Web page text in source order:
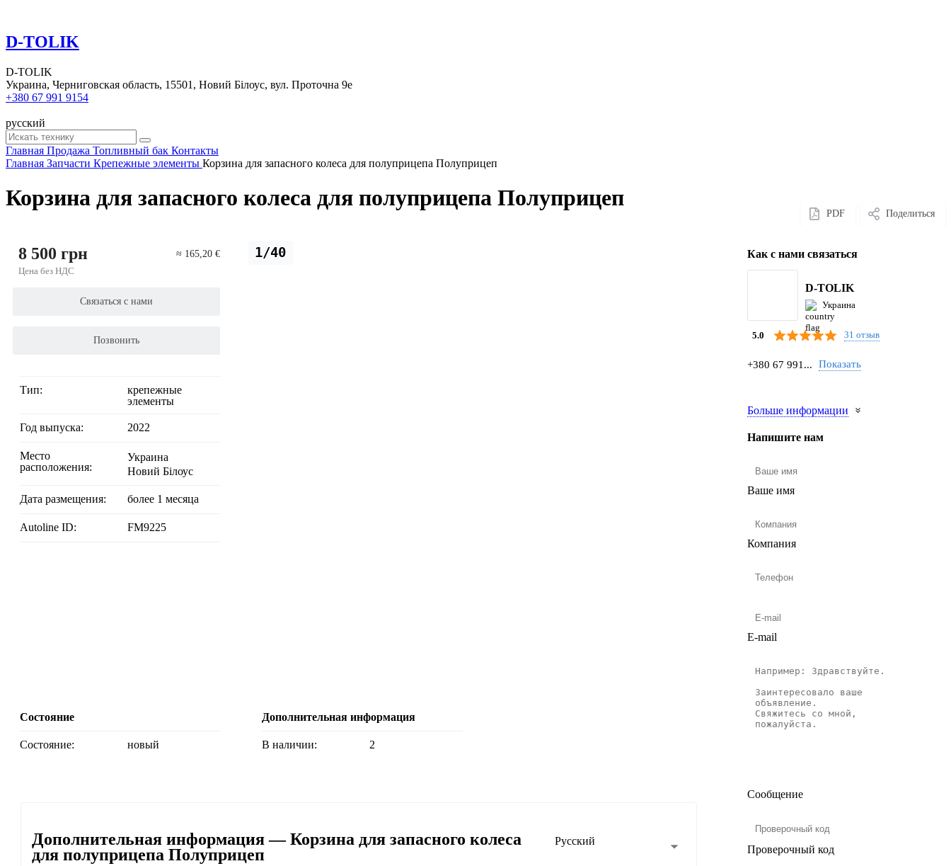
D-TOLIK
D-TOLIK
Украина, Черниговская область, 15501, Новий Білоус, вул. Проточна 9е
+380 67 991 9154
русский
Главная Продажа Топливный бак Контакты
Главная Запчасти Крепежные элементы Корзина для запасного колеса для полуприцепа Полуприцеп
Корзина для запасного колеса для полуприцепа Полуприцеп
PDF Поделиться
1/40
8 500 грн
Цена без НДС
≈ 165,20 €
Связаться с нами
Позвонить
Тип:
крепежные
элементы
Год выпуска: 2022
Место
расположения:
Украина
Новий Білоус
Дата размещения: более 1 месяца
Autoline ID: FM9225
Состояние
Состояние: новый
Дополнительная информация
В наличии: 2
Дополнительная информация — Корзина для запасного колеса
для полуприцепа Полуприцеп
Русский
Как с нами связаться
D-TOLIK
Украина
5.0 31 отзыв
+380 67 991... Показать
Больше информации
Напишите нам
Ваше имя
Компания
E-mail
Сообщение
Проверочный код